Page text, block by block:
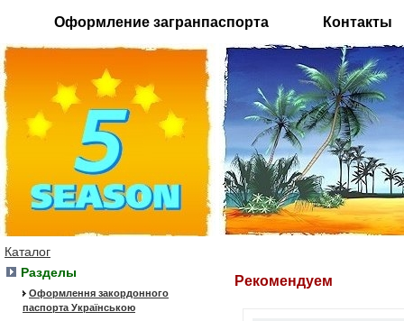
Оформление загранпаспорта Контакты
Каталог
Разделы
Оформлення закордонного
паспорта Українською
Рекомендуем